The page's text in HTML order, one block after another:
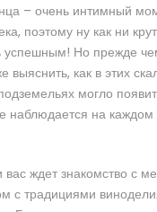
– очень интимный
поэтому ну как ни
успешным! Но прежде
выяснить, как в этих
могло
наблюдается на
вас ждет знакомство с
с традициями